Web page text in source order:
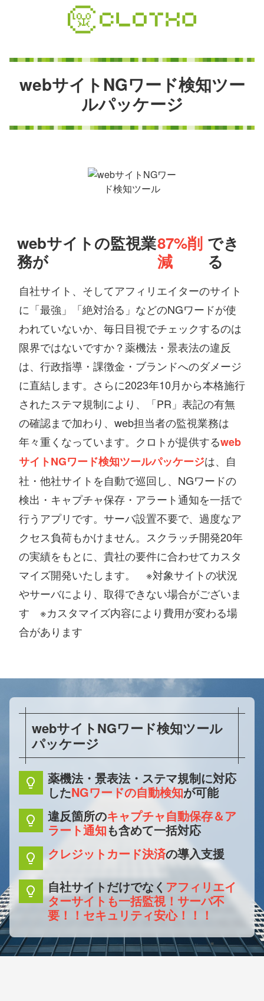
webサイ トNGワー ド検知ツー
ルパッケージ
webサイトの監視業
務が
87%削
減
でき
る
自社サイト、そしてアフィリエイターのサイト
に「最強」「絶対治る」などのNGワードが使
われていないか、毎日目視でチェックするのは
限界ではないですか？薬機法・景表法の違反
は、行政指導・課徴金・ブランドへのダメージ
に直結します。さらに2023年10月から本格施行
されたステマ規制により、「PR」表記の有無
の確認まで加わり、web担当者の監視業務は
年々重くなっています。クロトが提供するweb
サイトNGワード検知ツールパッケージは、自
社・他社サイトを自動で巡回し、NGワードの
検出・キャプチャ保存・アラート通知を一括で
行うアプリです。サーバ設置不要で、過度なア
クセス負荷もかけません。スクラッチ開発20年
の実績をもとに、貴社の要件に合わせてカスタ
マイズ開発いたします。 ※対象サイトの状況
やサーバにより、取得できない場合がございま
す ※カスタマイズ内容により費用が変わる場
合があります
webサイトNGワード検知ツール
パッケージ
lightbulb
薬機法・景表法・ステマ規制に対応
したNGワードの自動検知が可能
lightbulb 違反箇所のキャプチャ自動保存＆ア
ラート通知も含めて一括対応
lightbulb クレジットカード決済の導入支援
lightbulb 自社サイトだけでなく アフィリエイ
ターサイトも一括監視！サーバ不
要！！セキュリティ安心！！！